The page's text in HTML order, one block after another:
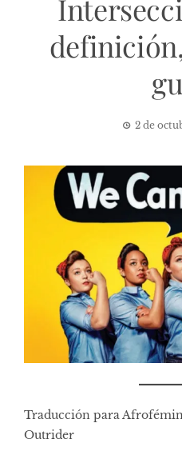
2 de
Traducción para
Outrider